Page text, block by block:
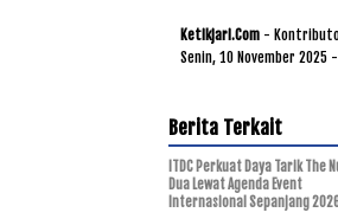
Ketikjari.com -
Senin, 10 November 2025
Berita Terkait
ITDC Perkuat Daya Tarik The
Dua Lewat Agenda Event
Internasional Sepanjang